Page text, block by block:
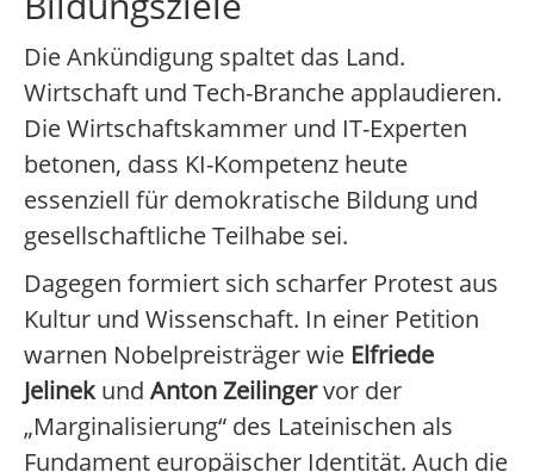
Die Ankündigung spaltet das Land.
Wirtschaft und Tech-Branche applaudieren.
Die Wirtschaftskammer und IT-Experten
betonen, dass KI-Kompetenz heute
essenziell für demokratische Bildung und
gesellschaftliche Teilhabe sei.
Dagegen formiert sich scharfer Protest aus
Kultur und Wissenschaft. In einer Petition
warnen Nobelpreisträger wie Elfriede
Jelinekund Anton Zeilingervor der
„Marginalisierung“ des Lateinischen als
Fundament europäischer Identität. Auch die